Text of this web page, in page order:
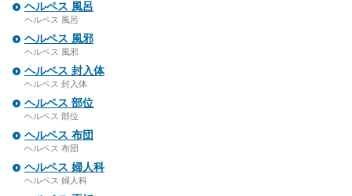
ヘルペス 風呂
ヘルペス 風呂
ヘルペス 風邪
ヘルペス 風邪
ヘルペス 封入体
ヘルペス 封入体
ヘルペス 部位
ヘルペス 部位
ヘルペス 布団
ヘルペス 布団
ヘルペス 婦人科
ヘルペス 婦人科